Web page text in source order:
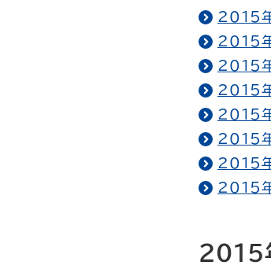
2015年
2015
2015
2015年
2015
2015
2015
2015
2015